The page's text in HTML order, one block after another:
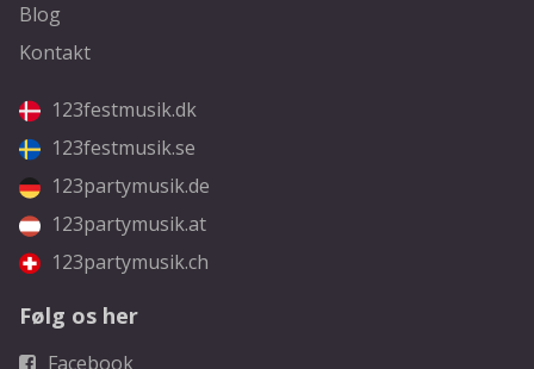
Blog
Kontakt
123festmusik.dk
123festmusik.se
123partymusik.de
123partymusik.at
123partymusik.ch
Følg os her
Facebook